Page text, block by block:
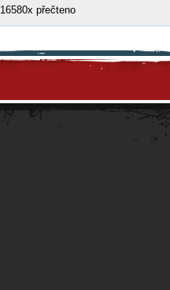
16580x přečteno